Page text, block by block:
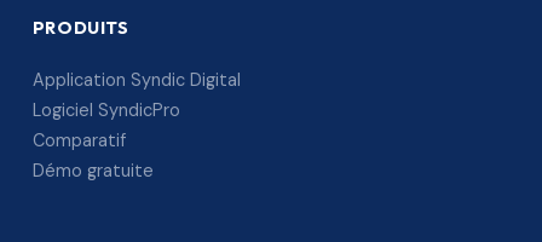
PRODUITS
Application Syndic Digital
Logiciel SyndicPro
Comparatif
Démo gratuite